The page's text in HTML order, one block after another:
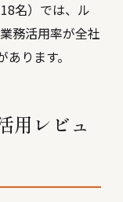
名）では、ル
務活用率が全社
ります。
用レビュ